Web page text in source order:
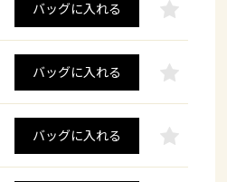
バッグに入れる
バッグに入れる
バッグに入れる